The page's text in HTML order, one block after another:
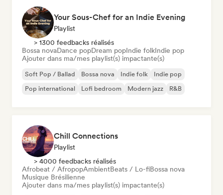
Your Sous-Chef for an Indie Evening
Playlist
> 1300 feedbacks réalisés
Bossa novaDance popDream popIndie folkIndie pop
Ajouter dans ma/mes playlist(s) impactante(s)
Soft Pop / Ballad Bossa nova Indie folk
Indie pop
Pop international
Lofi bedroom Modern jazz R&B
Chill Connections
Playlist
> 4000 feedbacks réalisés
Afrobeat / AfropopAmbientBeats / Lo-fiBossa nova
Musique Brésilienne
Ajouter dans ma/mes playlist(s) impactante(s)